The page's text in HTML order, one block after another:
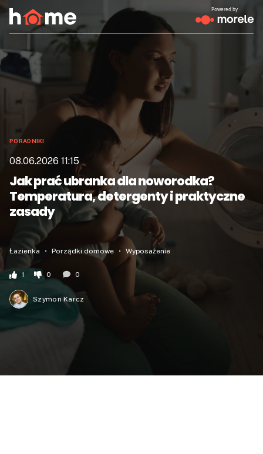
Powered by
PORADNIKI
08.06.2026 11:15
Jak prać ubranka dla noworodka?
Temperatura, detergenty i praktyczne
zasady
Łazienka Porządki domowe Wyposażenie
1 0 0
Szymon Karcz